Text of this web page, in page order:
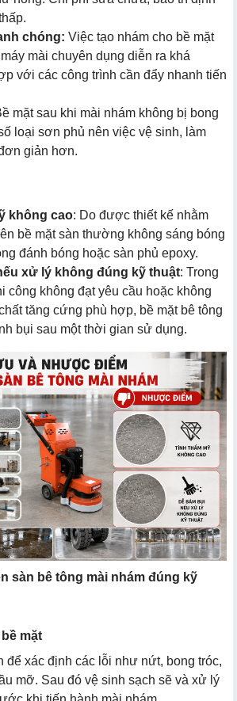
chóng: Việc tạo nhám cho bề mặt
mài chuyên dụng diễn ra khá
với các công trình cần đẩy nhanh tiến
mặt sau khi mài nhám không bị bong
loại sơn phủ nên việc vệ sinh, làm
giản hơn.
không cao: Do được thiết kế nhằm
bề mặt sàn thường không sáng bóng
đánh bóng hoặc sàn phủ epoxy.
xử lý không đúng kỹ thuật: Trong
công không đạt yêu cầu hoặc không
tăng cứng phù hợp, bề mặt bê tông
bụi sau một thời gian sử dụng.
sàn bê tông mài nhám đúng kỹ
mặt
để xác định các lỗi như nứt, bong tróc,
mỡ. Sau đó vệ sinh sạch sẽ và xử lý